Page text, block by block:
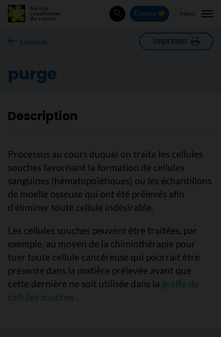
Rechercher
Donnez Menu
Lexique Imprimer
purge
Description
Processus au cours duquel on traite les cellules
souches favorisant la formation de cellules
sanguines (hématopoïétiques) ou les échantillons
de moelle osseuse qui ont été prélevés afin
d’éliminer toute cellule indésirable.
Les cellules souches peuvent être traitées, par
exemple, au moyen de la chimiothérapie pour
tuer toute cellule cancéreuse qui pourrait être
présente dans la matière prélevée avant que
cette dernière ne soit utilisée dans la greffe de
cellules souches .